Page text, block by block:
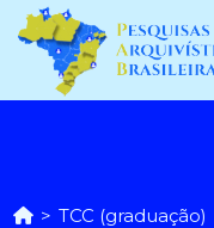
para
conteúdo
> TCC (graduação)